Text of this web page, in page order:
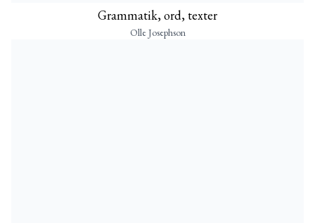
Grammatik, ord, texter
Olle Josephson